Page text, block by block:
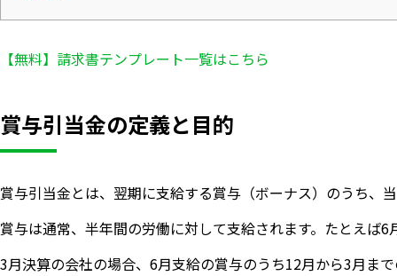
【無料】請求書テンプレート一覧はこちら
賞与引当金の定義と目的
賞与引当金とは、翌期に支給する賞与（ボーナス）のうち、
賞与は通常、半年間の労働に対して支給されます。たとえば
3月決算の会社の場合、6月支給の賞与のうち12月から3月ま